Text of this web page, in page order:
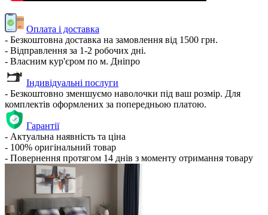
Оплата і доставка
- Безкоштовна доставка на замовлення від 1500 грн.
- Відправлення за 1-2 робочих дні.
- Власним кур'єром по м. Дніпро
Індивідуальні послуги
- Безкоштовно зменшуємо наволочки під ваш розмір. Для
комплектів оформлених за попередньою платою.
Гарантії
- Актуальна наявність та ціна
- 100% оригінальний товар
- Повернення протягом 14 днів з моменту отримання товару